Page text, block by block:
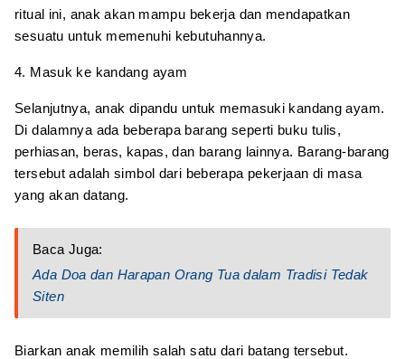
ritual ini, anak akan mampu bekerja dan mendapatkan
sesuatu untuk memenuhi kebutuhannya.
4. Masuk ke kandang ayam
Selanjutnya, anak dipandu untuk memasuki kandang ayam.
Di dalamnya ada beberapa barang seperti buku tulis,
perhiasan, beras, kapas, dan barang lainnya. Barang-barang
tersebut adalah simbol dari beberapa pekerjaan di masa
yang akan datang.
Baca Juga:
Ada Doa dan Harapan Orang Tua dalam Tradisi Tedak
Siten
Biarkan anak memilih salah satu dari batang tersebut.